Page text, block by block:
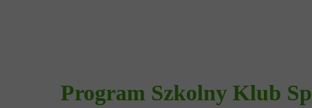
Program Szkolny Klub